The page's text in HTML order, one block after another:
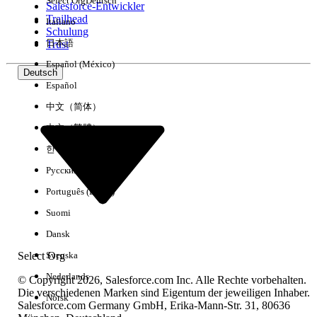
Erfahrung
Keine Ergebnisse
Salesforce-Entwickler
Trailhead
Schulung
Trust
Deutsch
Select Org
Italiano
日本語
Español (México)
Español
中文（简体）
中文（繁體）
한국어
Русский
Português (Brasil)
Suomi
Dansk
Svenska
Nederlands
Norsk
© Copyright 2026, Salesforce.com Inc. Alle Rechte vorbehalten.
Die verschiedenen Marken sind Eigentum der jeweiligen Inhaber.
Salesforce.com Germany GmbH, Erika-Mann-Str. 31, 80636